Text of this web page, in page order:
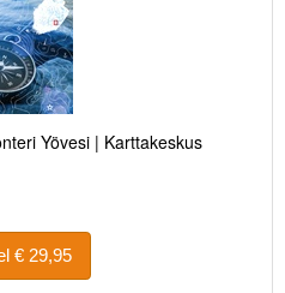
Yövesi | Karttakeskus
Bestel € 29,95